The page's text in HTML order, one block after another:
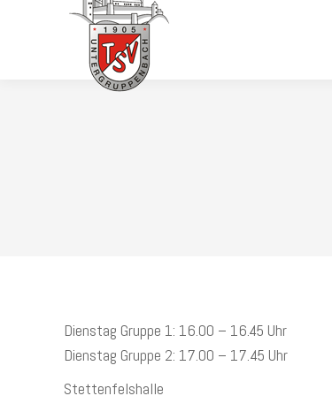
Dienstag Gruppe 1: 16.00 – 16.45 Uhr
Dienstag Gruppe 2: 17.00 – 17.45 Uhr
Stettenfelshalle